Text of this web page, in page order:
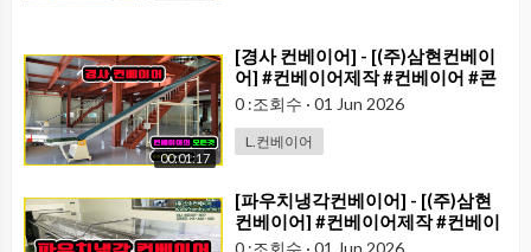
00:01:17
⁣[경사 컨베이어] - [(주)삼현컨베이
어] #컨베이어제작 #컨베이어 #콘
베어 #conveyor#컨베이어벨트#
0 :조회수 · 01 Jun 2026
L.컨베이어
⁣[파우치냉각컨베이어] - [(주)삼현
컨베이어] #컨베이어제작 #컨베이
어 #콘베어 #conveyor #식품컨베
0 :조회수 · 01 Jun 2026